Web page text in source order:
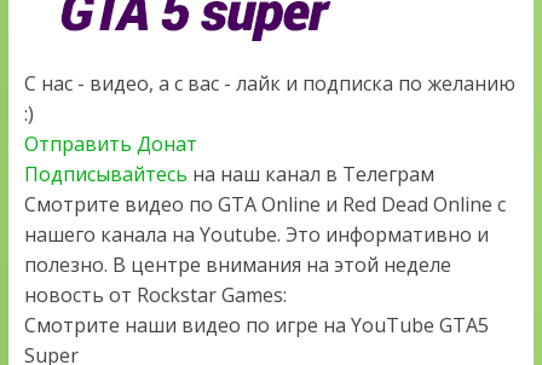
С нас - видео, а с вас - лайк и подписка по желанию
:)
Отправить Донат
Подписывайтесь на наш канал в Телеграм
Смотрите видео по GTA Online и Red Dead Online с
нашего канала на Youtube. Это информативно и
полезно. В центре внимания на этой неделе
новость от Rockstar Games:
Смотрите наши видео по игре на YouTube GTA5
Super